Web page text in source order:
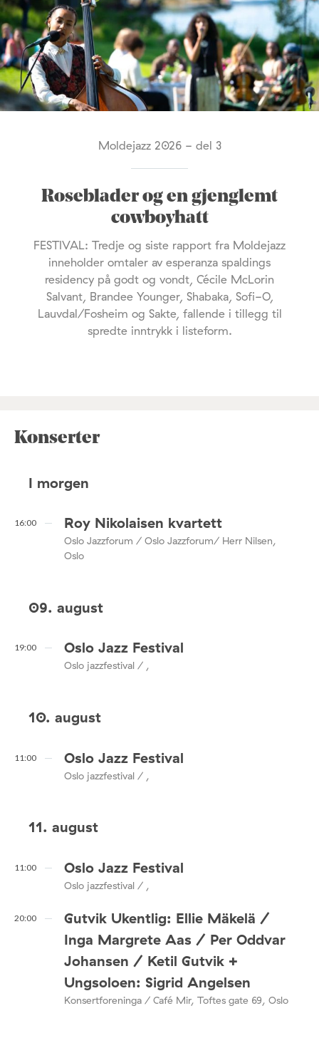
Moldejazz 2026 - del 3
Roseblader og en gjenglemt
cowboyhatt
FESTIVAL: Tredje og siste rapport fra Moldejazz
inneholder omtaler av esperanza spaldings
residency på godt og vondt, Cécile McLorin
Salvant, Brandee Younger, Shabaka, Sofi-O,
Lauvdal/Fosheim og Sakte, fallende i tillegg til
spredte inntrykk i listeform.
Konserter
I morgen
16:00 Roy Nikolaisen kvartett
Oslo Jazzforum / Oslo Jazzforum/ Herr Nilsen,
Oslo
09. august
19:00 Oslo Jazz Festival
Oslo jazzfestival / ,
10. august
11:00 Oslo Jazz Festival
Oslo jazzfestival / ,
11. august
11:00 Oslo Jazz Festival
Oslo jazzfestival / ,
20:00
Gutvik Ukentlig: Ellie Mäkelä /
Inga Margrete Aas / Per Oddvar
Johansen / Ketil Gutvik +
Ungsoloen: Sigrid Angelsen
Konsertforeninga / Café Mir, Toftes gate 69, Oslo